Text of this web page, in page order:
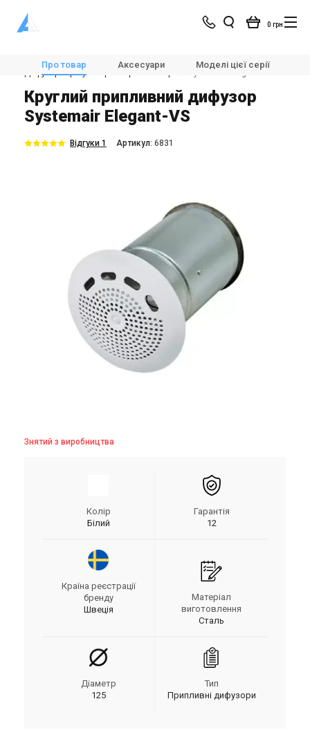
0 грн
Магазин Вентиляція
🌀Повітророзподільні пристрої
Дифузори і регулятори витрати повітря
Systemair Elegant-VS
Про товар Аксесуари Моделі цієї серії
Круглий припливний дифузор
Systemair Elegant-VS
Відгуки 1 Aртикул: 6831
Знятий з виробництва
Колір
Білий
Гарантія
12
Країна реєстрації
бренду
Швеція
Матеріал
виготовлення
Сталь
Діаметр
125
Тип
Припливні дифузори